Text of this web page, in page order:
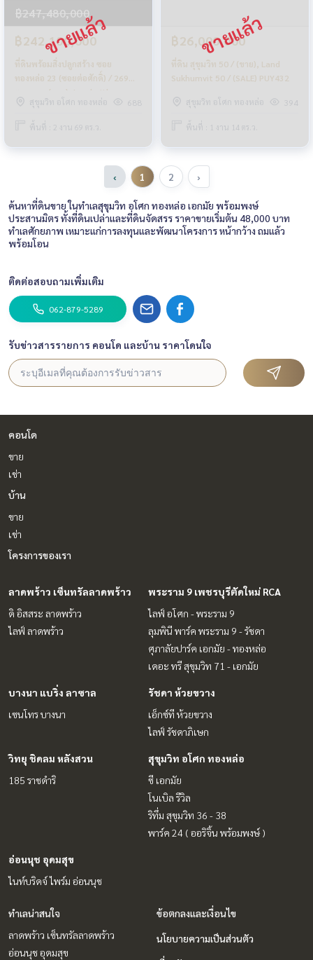
฿247,480,000
฿242,100,000
ที่ดินพร้อมสิ่งปลูกสร้าง ซอย
ทองหล่อ 23 (ซอยต่อศักดิ์) / 269
ตารางวา (ขาย), Land with
Building Soi Thonglor 23 (Soi
Torsak) / 269 Square Wa (FOR
SALE) PUY471
สุขุมวิท อโศก ทองหล่อ 688
พื้นที่ : 2 งาน 69 ตร.ว.
฿26,000,000
ที่ดิน สุขุมวิท 50 / (ขาย), Land
Sukhumvit 50 / (SALE) PUY432
สุขุมวิท อโศก ทองหล่อ 394
พื้นที่ : 1 งาน 14 ตร.ว.
‹ 1 2 ›
ค้นหาที่ดินขาย ในทำเลสุขุมวิท อโศก ทองหล่อ เอกมัย พร้อมพงษ์
ประสานมิตร ทั้งที่ดินเปล่าและที่ดินจัดสรร ราคาขายเริ่มต้น 48,000 บาท
ทำเลศักยภาพ เหมาะแก่การลงทุนและพัฒนาโครงการ หน้ากว้าง ถมแล้ว
พร้อมโอน
ติดต่อสอบถามเพิ่มเติม
062-879-5289
รับข่าวสารรายการ คอนโด และบ้าน ราคาโดนใจ
คอนโด
ขาย
เช่า
บ้าน
ขาย
เช่า
โครงการของเรา
ลาดพร้าว เซ็นทรัลลาดพร้าว
ดิ อิสสระ ลาดพร้าว
ไลฟ์ ลาดพร้าว
พระราม 9 เพชรบุรีตัดใหม่ RCA
ไลฟ์ อโศก - พระราม 9
ลุมพินี พาร์ค พระราม 9 - รัชดา
ศุภาลัยปาร์ค เอกมัย - ทองหล่อ
เดอะ ทรี สุขุมวิท 71 - เอกมัย
บางนา แบริ่ง ลาซาล
เซนโทร บางนา
รัชดา ห้วยขวาง
เอ็กซ์ที ห้วยขวาง
ไลฟ์ รัชดาภิเษก
วิทยุ ชิดลม หลังสวน
185 ราชดำริ
สุขุมวิท อโศก ทองหล่อ
ซี เอกมัย
โนเบิล รีวิล
ริทึ่ม สุขุมวิท 36 - 38
พาร์ค 24 ( ออริจิ้น พร้อมพงษ์ )
อ่อนนุช อุดมสุข
ไนท์บริดจ์ ไพร์ม อ่อนนุช
ทำเลน่าสนใจ
ลาดพร้าว เซ็นทรัลลาดพร้าว
อ่อนนุช อุดมสุข
ข้อตกลงและเงื่อนไข
นโยบายความเป็นส่วนตัว